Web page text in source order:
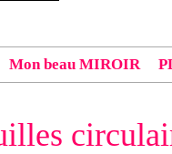
Mon beau MIROIR
"Veste Rue